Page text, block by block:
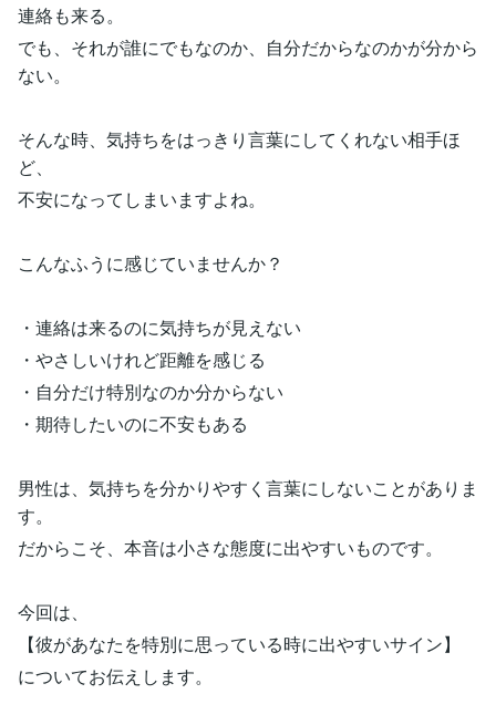
連絡も来る。
でも、それが誰にでもなのか、自分だからなのかが分から
ない。
そんな時、気持ちをはっきり言葉にしてくれない相手ほ
ど、
不安になってしまいますよね。
こんなふうに感じていませんか？
・連絡は来るのに気持ちが見えない
・やさしいけれど距離を感じる
・自分だけ特別なのか分からない
・期待したいのに不安もある
男性は、気持ちを分かりやすく言葉にしないことがありま
す。
だからこそ、本音は小さな態度に出やすいものです。
今回は、
【彼があなたを特別に思っている時に出やすいサイン】
についてお伝えします。